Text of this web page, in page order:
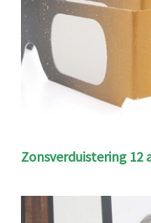
Zonsverduistering 12